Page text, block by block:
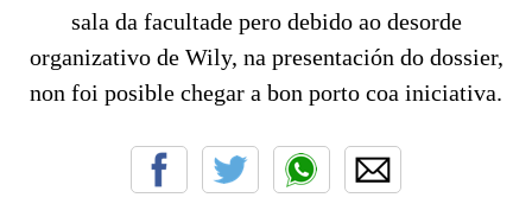
sala da facultade pero debido ao desorde
organizativo de Wily, na presentación do dossier,
non foi posible chegar a bon porto coa iniciativa.